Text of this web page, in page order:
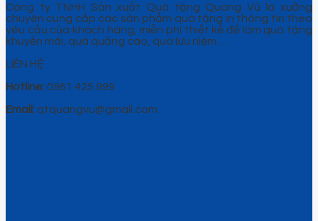
Công ty TNHH Sản xuất Quà tặng Quang Vũ là xưởng
chuyên cung cấp các sản phẩm quà tặng in thông tin theo
yêu cầu của khách hàng, miễn phí thiết kế để làm quà tặng
khuyến mãi, quà quảng cáo, quà lưu niệm…
LIÊN HỆ
Hotline: 0961 425 999
Email: qtquangvu@gmail.com